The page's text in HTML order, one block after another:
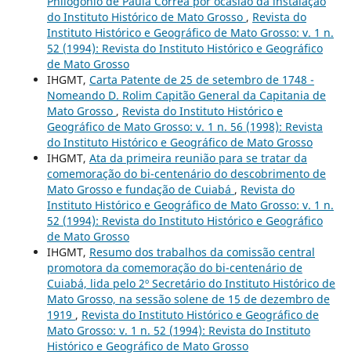
do Instituto Histórico de Mato Grosso , Revista do
Instituto Histórico e Geográfico de Mato Grosso: v. 1 n.
52 (1994): Revista do Instituto Histórico e Geográfico
de Mato Grosso
IHGMT, Carta Patente de 25 de setembro de 1748 -
Nomeando D. Rolim Capitão General da Capitania de
Mato Grosso , Revista do Instituto Histórico e
Geográfico de Mato Grosso: v. 1 n. 56 (1998): Revista
do Instituto Histórico e Geográfico de Mato Grosso
IHGMT, Ata da primeira reunião para se tratar da
comemoração do bi-centenário do descobrimento de
Mato Grosso e fundação de Cuiabá , Revista do
Instituto Histórico e Geográfico de Mato Grosso: v. 1 n.
52 (1994): Revista do Instituto Histórico e Geográfico
de Mato Grosso
IHGMT, Resumo dos trabalhos da comissão central
promotora da comemoração do bi-centenário de
Cuiabá, lida pelo 2º Secretário do Instituto Histórico de
Mato Grosso, na sessão solene de 15 de dezembro de
1919 , Revista do Instituto Histórico e Geográfico de
Mato Grosso: v. 1 n. 52 (1994): Revista do Instituto
Histórico e Geográfico de Mato Grosso